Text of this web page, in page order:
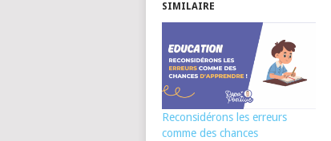
SIMILAIRE
Reconsidérons les erreurs
comme des chances